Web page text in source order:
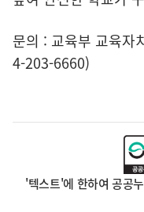
문의 : 교육부 교육자
4-203-6660)
'텍스트'에 한하여 공공